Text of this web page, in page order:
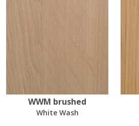
WWM brushed
White Wash